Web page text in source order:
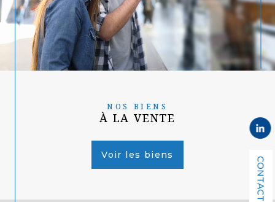
CONTACT
NOS BIENS
À LA VENTE
Voir les biens